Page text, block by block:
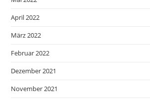
April 2022
März 2022
Februar 2022
Dezember 2021
November 2021